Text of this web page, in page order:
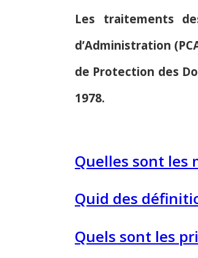
Les traitements
d’Administration
de Protection des
1978.
Quelles sont les
Quid des
Quels sont les